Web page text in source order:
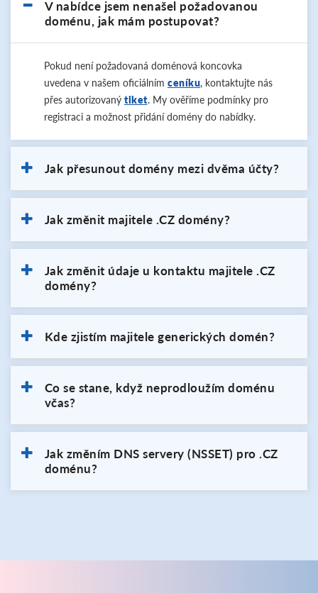
V nabídce jsem nenašel požadovanou
doménu, jak mám postupovat?
Pokud není požadovaná doménová koncovka
uvedena v našem oficiálním ceníku, kontaktujte nás
přes autorizovaný tiket. My ověříme podmínky pro
registraci a možnost přidání domény do nabídky.
Jak přesunout domény mezi dvěma účty?
Jak změnit majitele .CZ domény?
Jak změnit údaje u kontaktu majitele .CZ
domény?
Kde zjistím majitele generických domén?
Co se stane, když neprodloužím doménu
včas?
Jak změním DNS servery (NSSET) pro .CZ
doménu?